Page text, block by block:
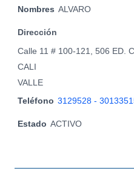
Nombres ALVARO
Dirección
Calle 11 # 100-121, 506 ED.
CALI
VALLE
Teléfono 3129528 -
Estado ACTIVO